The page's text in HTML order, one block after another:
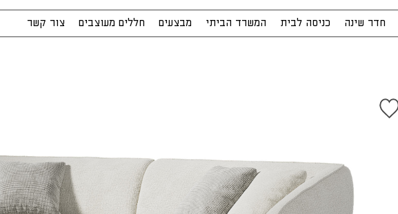
חדר שינה כניסה לבית המשרד הביתי מבצעים חללים מעוצבים צור קשר